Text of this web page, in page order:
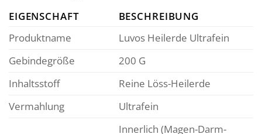
EIGENSCHAFT
BESCHREIBUNG
Produktname
Luvos Heilerde Ultrafein
Gebindegröße
200 G
Inhaltsstoff
Reine Löss-Heilerde
Vermahlung
Ultrafein
Innerlich (Magen-Darm-